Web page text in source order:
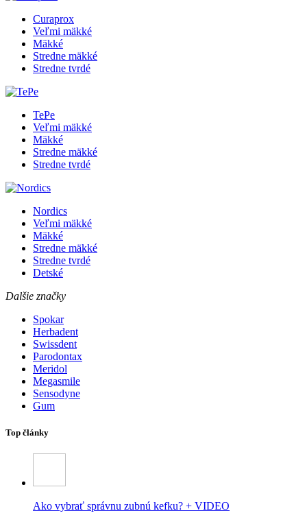
Curaprox
Veľmi mäkké
Mäkké
Stredne mäkké
Stredne tvrdé
TePe
Veľmi mäkké
Mäkké
Stredne mäkké
Stredne tvrdé
Nordics
Veľmi mäkké
Mäkké
Stredne mäkké
Stredne tvrdé
Detské
Dalšie značky
Spokar
Herbadent
Swissdent
Parodontax
Meridol
Megasmile
Sensodyne
Gum
Top články
Ako vybrať správnu zubnú kefku? + VIDEO